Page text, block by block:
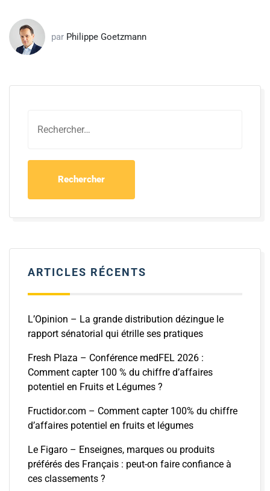
par Philippe Goetzmann
ARTICLES RÉCENTS
L’Opinion – La grande distribution dézingue le
rapport sénatorial qui étrille ses pratiques
Fresh Plaza – Conférence medFEL 2026 :
Comment capter 100 % du chiffre d’affaires
potentiel en Fruits et Légumes ?
Fructidor.com – Comment capter 100% du chiffre
d’affaires potentiel en fruits et légumes
Le Figaro – Enseignes, marques ou produits
préférés des Français : peut-on faire confiance à
ces classements ?